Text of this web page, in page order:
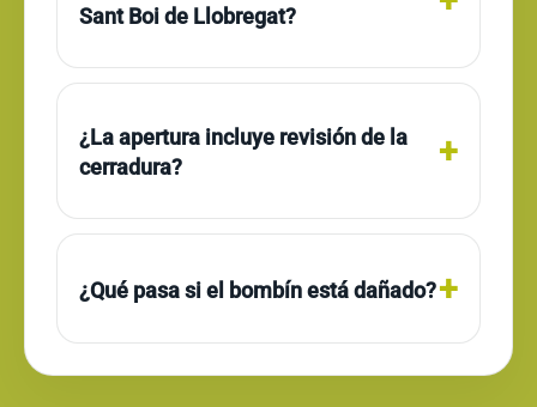
Sant Boi de Llobregat?
¿La apertura incluye revisión de la
cerradura?
¿Qué pasa si el bombín está dañado?